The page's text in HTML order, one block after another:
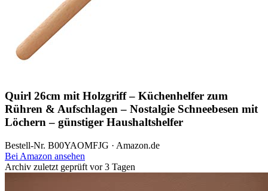
Quirl 26cm mit Holzgriff – Küchenhelfer zum
Rühren & Aufschlagen – Nostalgie Schneebesen mit
Löchern – günstiger Haushaltshelfer
Bestell-Nr. B00YAOMFJG · Amazon.de
Bei Amazon ansehen
Archiv zuletzt geprüft vor 3 Tagen